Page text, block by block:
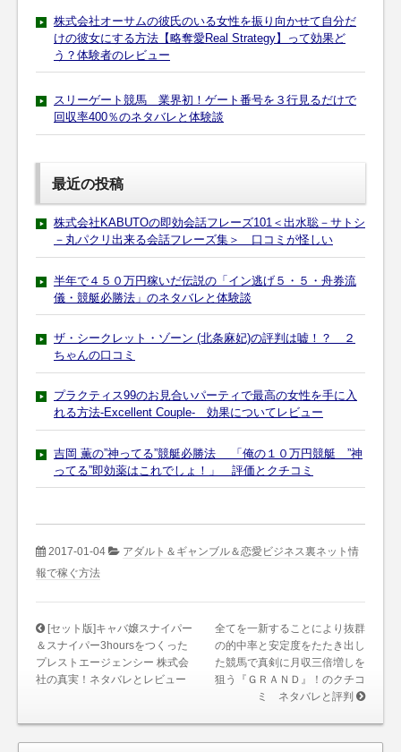
株式会社オーサムの彼氏のいる女性を振り向かせて自分だ
けの彼女にする方法【略奪愛Real Strategy】って効果ど
う？体験者のレビュー
スリーゲート競馬 業界初！ゲート番号を３行見るだけで
回収率400％のネタバレと体験談
最近の投稿
株式会社KABUTOの即効会話フレーズ101＜出水聡－サトシ
－丸パクリ出来る会話フレーズ集＞ 口コミが怪しい
半年で４５０万円稼いだ伝説の「イン逃げ５・５・舟券流
儀・競艇必勝法」のネタバレと体験談
ザ・シークレット・ゾーン (北条麻妃)の評判は嘘！？ ２
ちゃんの口コミ
プラクティス99のお見合いパーティで最高の女性を手に入
れる方法-Excellent Couple- 効果についてレビュー
吉岡 薫の”神ってる”競艇必勝法 「俺の１０万円競艇 ”神
ってる”即効薬はこれでしょ！」 評価とクチコミ
2017-01-04
アダルト＆ギャンブル＆恋愛ビジネス裏ネット情
報で稼ぐ方法
[セット版]キャバ嬢スナイパー
＆スナイパー3hoursをつくった
プレストエージェンシー 株式会
社の真実！ネタバレとレビュー
全てを一新することにより抜群
の的中率と安定度をたたき出し
た競馬で真剣に月収三倍増しを
狙う『ＧＲＡＮＤ』！のクチコ
ミ ネタバレと評判